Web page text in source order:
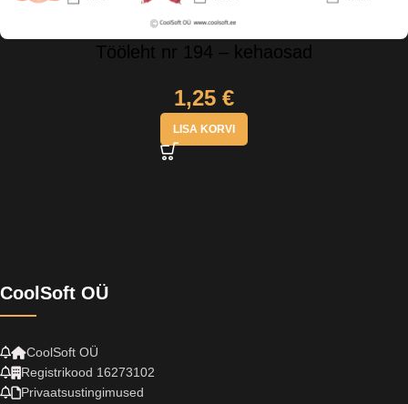
Tööleht nr 194 – kehaosad
1,25 €
LISA KORVI
CoolSoft OÜ
CoolSoft OÜ
Registrikood 16273102
Privaatsustingimused